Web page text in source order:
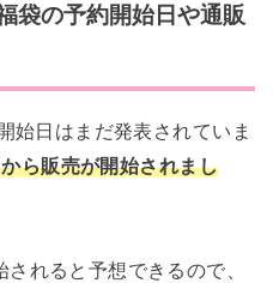
袋の予約開始日や通販
始日はまだ発表されていま
ら販売が開始されまし
れると予想できるので、